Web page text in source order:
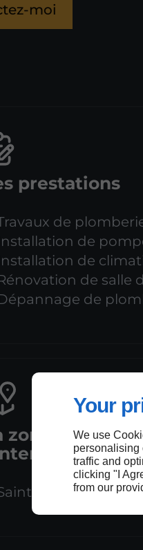
Your
We use
personalising
traffic and
clicking "I
from our
moi
prestations
de
de
de
de salle
de
zone
Alban